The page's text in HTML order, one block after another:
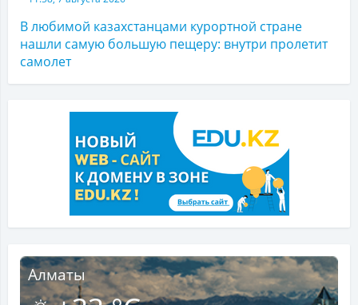
В любимой казахстанцами курортной стране
нашли самую большую пещеру: внутри пролетит
самолет
Алматы